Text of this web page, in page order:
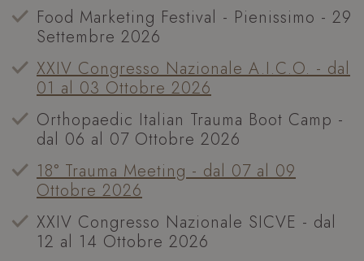
Food Marketing Festival - Pienissimo - 29
Settembre 2026
XXIV Congresso Nazionale A.I.C.O. - dal
01 al 03 Ottobre 2026
Orthopaedic Italian Trauma Boot Camp -
dal 06 al 07 Ottobre 2026
18° Trauma Meeting - dal 07 al 09
Ottobre 2026
XXIV Congresso Nazionale SICVE - dal
12 al 14 Ottobre 2026